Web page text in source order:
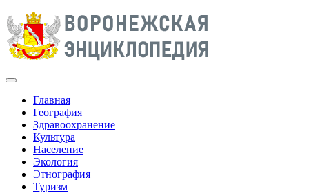
Главная
География
Здравоохранение
Культура
Население
Экология
Этнография
Туризм